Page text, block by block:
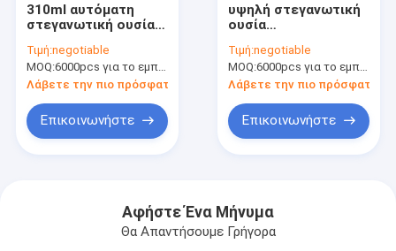
310ml αυτόματη
στεγανωτική ουσία
πολυουρεθάνιου
κασετών 5Mpa
Τιμή:negotiable
MOQ:6000pcs για το εμπορικό σήμα Aristo, 12000pcs για το εμπορικό σήμα πελατών
Λάβετε την πιο πρόσφατη τιμή
Επικοινωνήστε
υψηλή στεγανωτική
ουσία
συντελεστών 1.5Mpa
600ml για την
κατασκευή
Τιμή:negotiable
MOQ:6000pcs για το εμπορικό σήμα Aristo, 12000pcs για το εμπορικό σήμα πελατών
Λάβετε την πιο πρόσφατη
Επικοινωνήστε
Αφήστε Ένα Μήνυμα
Θα Απαντήσουμε Γρήγορα